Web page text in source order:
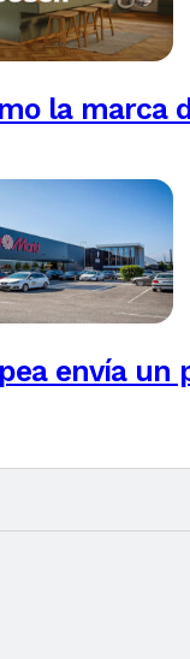
la marca
envía un